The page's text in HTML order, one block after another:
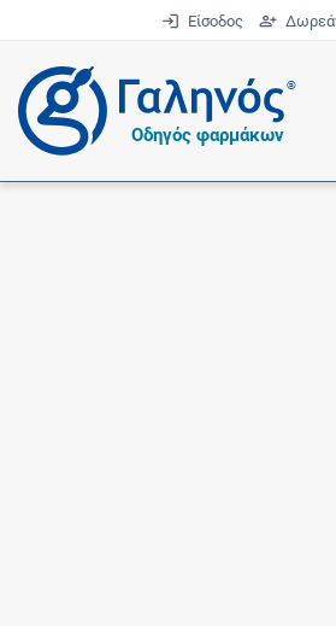
Είσοδος
®
Οδηγός φαρμάκων